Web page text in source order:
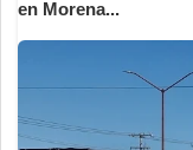
en Morena...